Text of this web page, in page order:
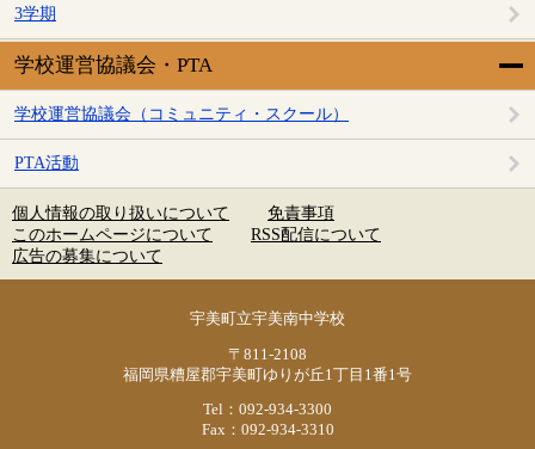
3学期
学校運営協議会・PTA
学校運営協議会（コミュニティ・スクール）
PTA活動
個人情報の取り扱いについて
免責事項
このホームページについて
RSS配信について
広告の募集について
宇美町立宇美南中学校
〒811-2108
福岡県糟屋郡宇美町ゆりが丘1丁目1番1号
Tel：092-934-3300
Fax：092-934-3310